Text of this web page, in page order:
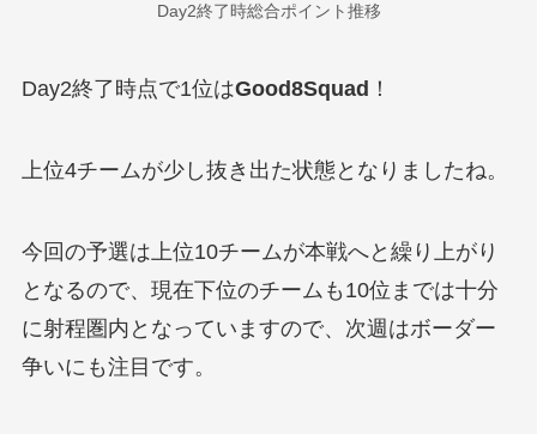
Day2終了時総合ポイント推移
Day2終了時点で1位はGood8Squad ！
上位4チームが少し抜き出た状態となりましたね。
今回の予選は上位10チームが本戦へと繰り上がり
となるので、現在下位のチームも10位までは十分
に射程圏内となっていますので、次週はボーダー
争いにも注目です。